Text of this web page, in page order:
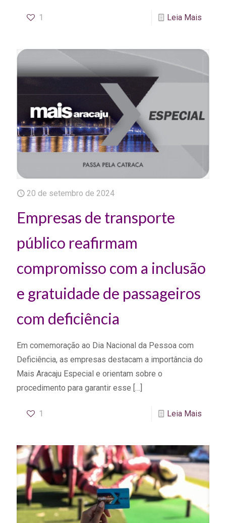
1 Leia Mais
20 de setembro de 2024
Empresas de transporte
público reafirmam
compromisso com a inclusão
e gratuidade de passageiros
com deficiência
Em comemoração ao Dia Nacional da Pessoa com
Deficiência, as empresas destacam a importância do
Mais Aracaju Especial e orientam sobre o
procedimento para garantir esse […]
1 Leia Mais